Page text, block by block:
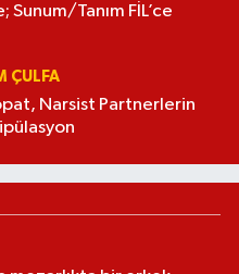
Sunum/Tanım FİL’ce
ÇULFA
Narsist Partnerlerin